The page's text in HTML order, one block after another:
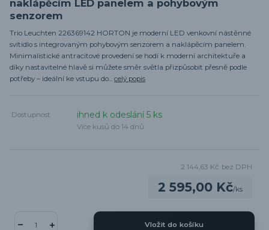
naklápěcím LED panelem a pohybovým
senzorem
Trio Leuchten 226369142 HORTON je moderní LED venkovní nástěnné
svítidlo s integrovaným pohybovým senzorem a naklápěcím panelem.
Minimalistické antracitové provedení se hodí k moderní architektuře a
díky nastavitelné hlavě si můžete směr světla přizpůsobit přesně podle
potřeby – ideální ke vstupu do... celý popis
Dostupnost ihned k odeslání 5 ks
Více kusů do 14 dnů
2 595,00 Kč/ks
2 144,63 Kč bez DPH
Vložit do košíku